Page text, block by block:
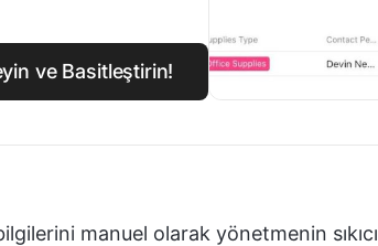
ve Basitleştirin!
manuel olarak yönetmenin sıkıcı